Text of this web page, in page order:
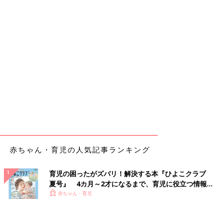
赤ちゃん・育児の人気記事ランキング
育児の困ったがズバリ！解決する本『ひよこクラブ
夏号』 4カ月～2才になるまで、育児に役立つ情報が
いっぱい！
赤ちゃん・育児